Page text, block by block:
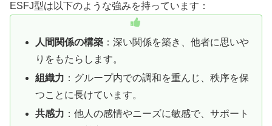
ESFJ型は以下のような強みを持っています：
人間関係の構築 ：深い関係を築き、他者に思いや
りをもたらします。
組織力 ：グループ内での調和を重んじ、秩序を保
つことに長けています。
共感力 ：他人の感情やニーズに敏感で、サポート